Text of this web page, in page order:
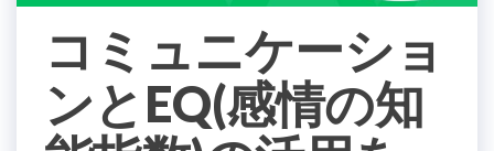
コミュニケーショ
ンとEQ(感情の知